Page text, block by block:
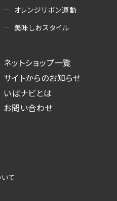
オレンジリボン運動
美味しおスタイル
ネットショップ一覧
サイトからのお知らせ
いばナビとは
お問い合わせ
て